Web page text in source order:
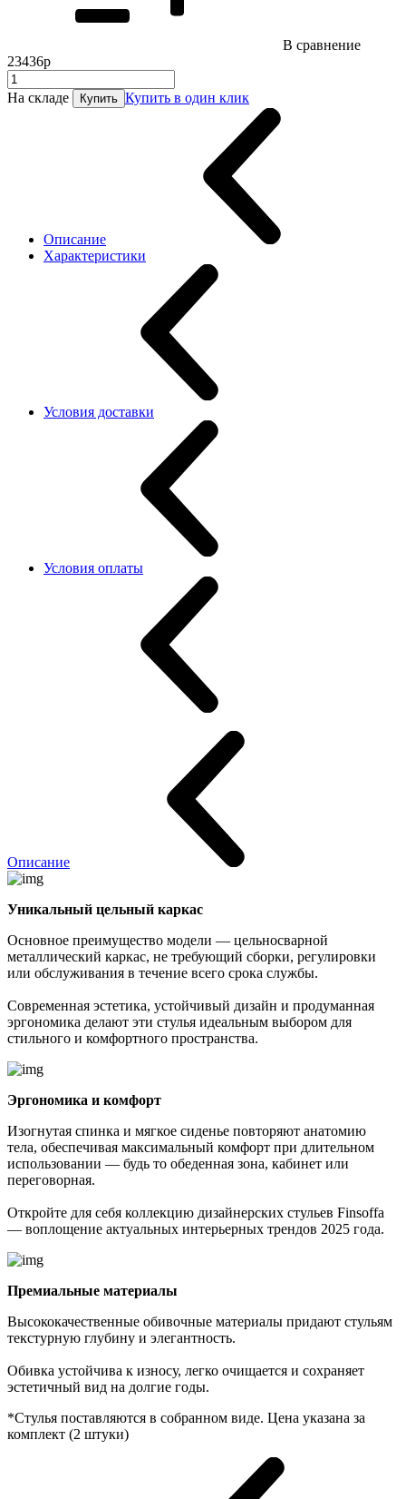
В сравнение
23436р
На складе Купить Купить в один клик
Описание
Характеристики
Условия доставки
Условия оплаты
Описание
Уникальный цельный каркас
Основное преимущество модели — цельносварной
металлический каркас, не требующий сборки, регулировки
или обслуживания в течение всего срока службы.
Современная эстетика, устойчивый дизайн и продуманная
эргономика делают эти стулья идеальным выбором для
стильного и комфортного пространства.
Эргономика и комфорт
Изогнутая спинка и мягкое сиденье повторяют анатомию
тела, обеспечивая максимальный комфорт при длительном
использовании — будь то обеденная зона, кабинет или
переговорная.
Откройте для себя коллекцию дизайнерских стульев Finsoffa
— воплощение актуальных интерьерных трендов 2025 года.
Премиальные материалы
Высококачественные обивочные материалы придают стульям
текстурную глубину и элегантность.
Обивка устойчива к износу, легко очищается и сохраняет
эстетичный вид на долгие годы.
*Стулья поставляются в собранном виде. Цена указана за
комплект (2 штуки)